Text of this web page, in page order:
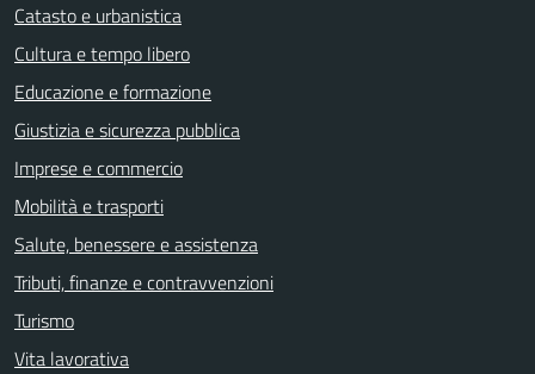
Catasto e urbanistica
Cultura e tempo libero
Educazione e formazione
Giustizia e sicurezza pubblica
Imprese e commercio
Mobilità e trasporti
Salute, benessere e assistenza
Tributi, finanze e contravvenzioni
Turismo
Vita lavorativa